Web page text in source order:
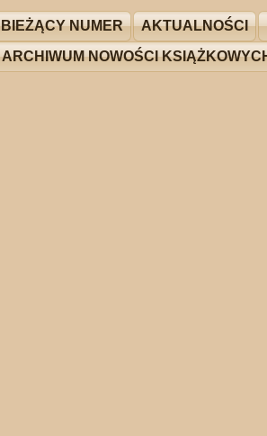
BIEŻĄCY NUMER AKTUALNOŚCI
ARCHIWUM NOWOŚCI